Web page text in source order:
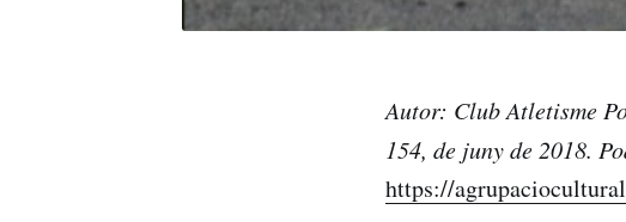
Autor: Club Atletisme
154, de junyde 2018.
https://